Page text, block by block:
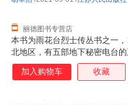
本书为雨花台烈士传丛书之一
北地区，有五部地下秘密电台
称“北平共谍案”，是指1947年
平“破获”的一起中共地下电台
丽德图书专营店
加入购物车 收藏